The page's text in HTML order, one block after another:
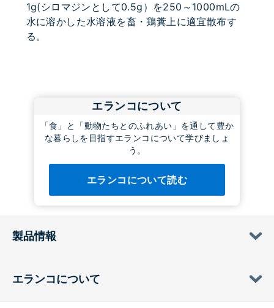
1g(シロマジンとして0.5g）を250～1000mLの
水に溶かした水溶液を畜・鶏糞上に適宜散布す
る。
エランコについて
「食」と「動物たちとのふれあい」を通して豊か
な暮らしを目指すエランコについて学びましょ
う。
エランコについて読む
製品情報
エランコについて